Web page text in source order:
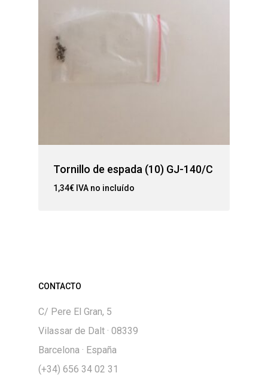
Tornillo de espada (10) GJ-140/C
1,34€ IVA no incluído
CONTACTO
C/ Pere El Gran, 5
Vilassar de Dalt · 08339
Barcelona · España
(+34) 656 34 02 31